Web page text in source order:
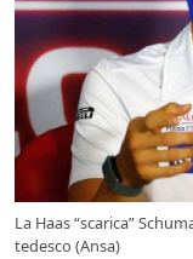
La Haas “scarica”
tedesco (Ansa)